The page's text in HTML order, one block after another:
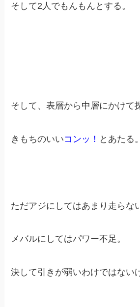
そして2人でもんもんとする。
そして、表層から中層にかけて
きもちのいいコンッ！ とあたる。
ただアジにしてはあまり走らな
メバルにしてはパワー不足。
決して引きが弱いわけではない